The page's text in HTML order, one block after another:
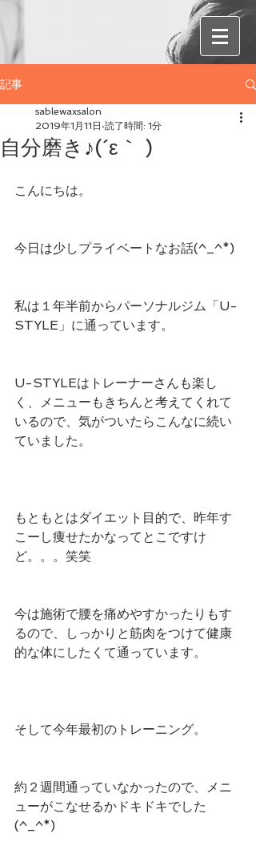
記事
自分磨き♪(´ε｀ )
sablewaxsalon
2019年1月11日 読了時間: 1分
こんにちは。
今日は少しプライベートなお話(^_^*)
私は１年半前からパーソナルジム「U-
STYLE」に通っています。
U-STYLEはトレーナーさんも楽し
く、メニューもきちんと考えてくれて
いるので、気がついたらこんなに続い
ていました。
もともとはダイエット目的で、昨年す
こーし痩せたかなってとこですけ
ど。。。笑笑
今は施術で腰を痛めやすかったりもす
るので、しっかりと筋肉をつけて健康
的な体にしたくて通っています。
そして今年最初のトレーニング。
約２週間通っていなかったので、メニ
ューがこなせるかドキドキでした
(^_^*)